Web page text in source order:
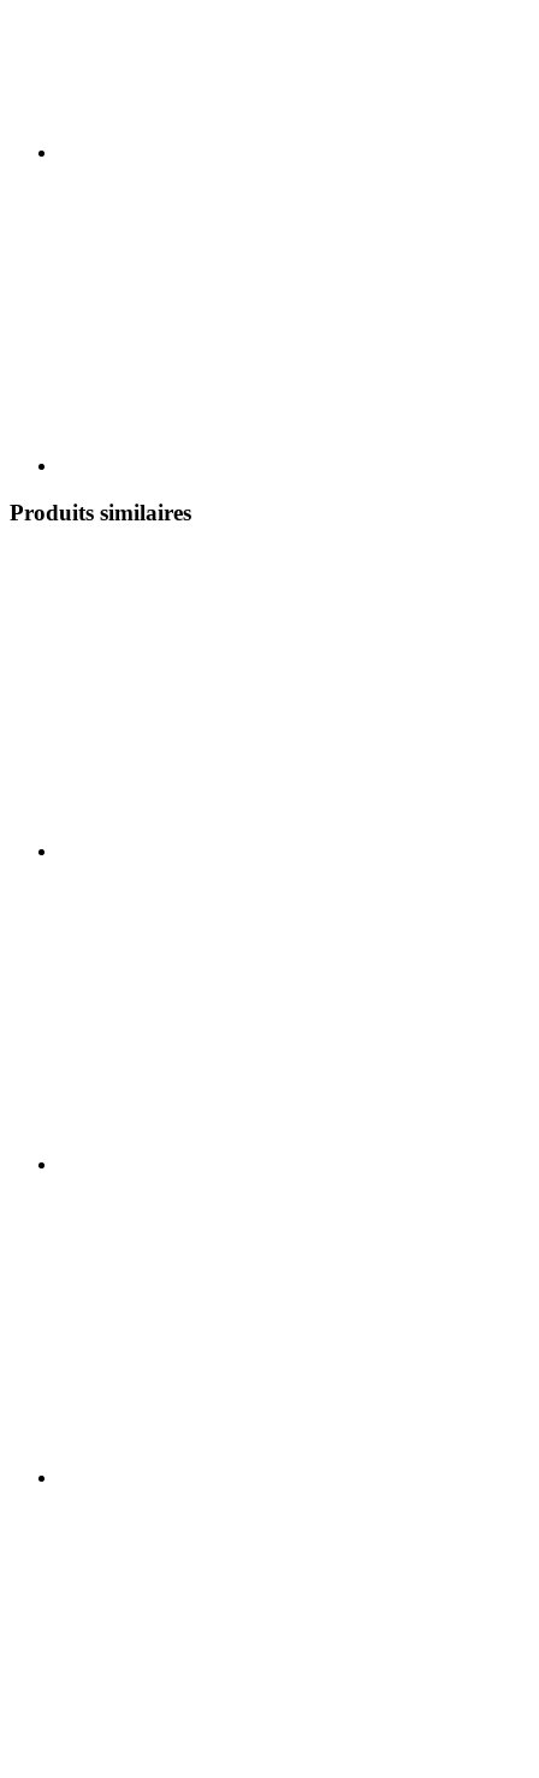
Produits similaires